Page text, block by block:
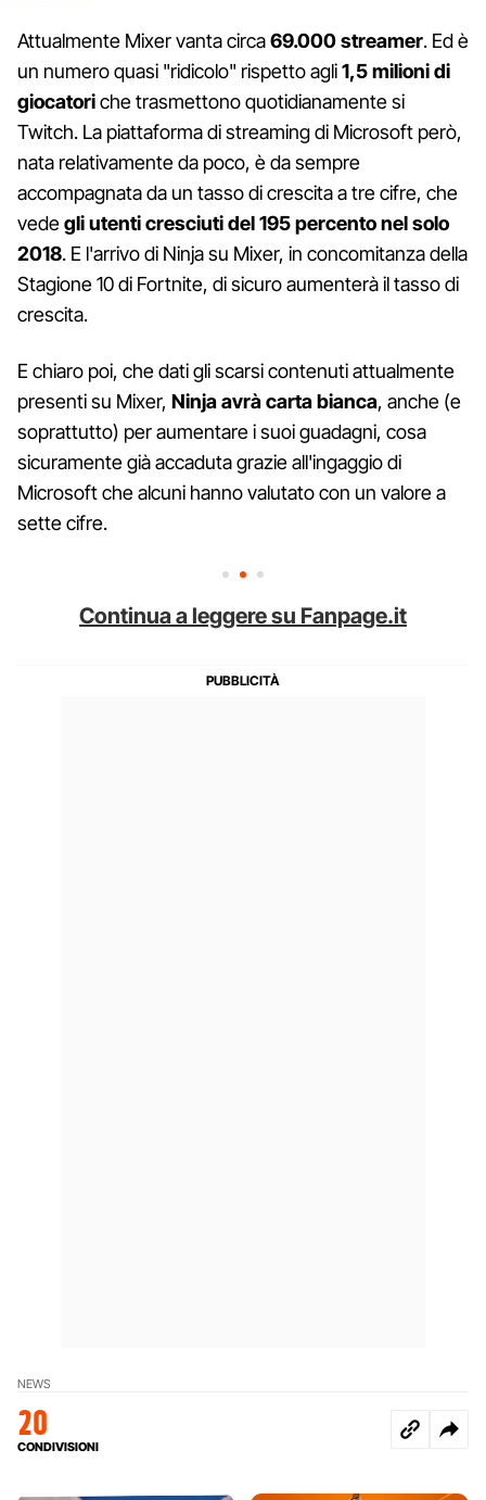
Attualmente Mixer vanta circa69.000 streamer. Ed è
un numero quasi "ridicolo" rispetto agli1,5 milioni di
giocatoriche trasmettono quotidianamente si
Twitch. La piattaforma di streaming di Microsoft però,
nata relativamente da poco, è da sempre
accompagnata da un tasso di crescita a tre cifre, che
vedegli utenti cresciuti del 195 percento nel solo
2018. E l'arrivo di Ninja su Mixer, in concomitanza della
Stagione 10 di Fortnite, di sicuro aumenterà il tasso di
crescita.
E chiaro poi, che dati gli scarsi contenuti attualmente
presenti su Mixer, Ninja avrà carta bianca, anche (e
soprattutto) per aumentare i suoi guadagni, cosa
sicuramente già accaduta grazie all'ingaggio di
Microsoft che alcuni hanno valutato con un valore a
sette cifre.
Continua a leggere su Fanpage.it
NEWS
20
CONDIVISIONI